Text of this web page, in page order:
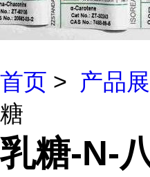
首页 > 产品
糖
乳糖-N-